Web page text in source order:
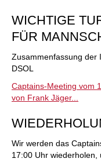
WICHTIGE
FÜR
Zusammenfassung der
DSOL
Captains-Meeting vom
von Frank Jäger...
Wir werden das
17:00 Uhr